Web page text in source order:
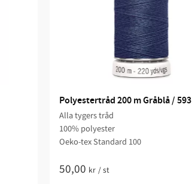
Polyestertråd 200 m Gråblå / 593
Alla tygers tråd
100% polyester
Oeko-tex Standard 100
50,00 kr /st